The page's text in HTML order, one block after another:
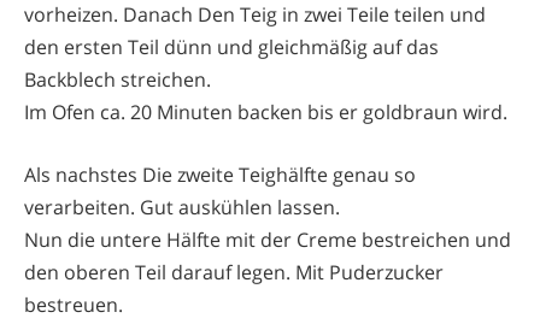
vorheizen. Danach Den Teig in zwei Teile teilen und
den ersten Teil dünn und gleichmäßig auf das
Backblech streichen.
Im Ofen ca. 20 Minuten backen bis er goldbraun wird.
Als nachstes Die zweite Teighälfte genau so
verarbeiten. Gut auskühlen lassen.
Nun die untere Hälfte mit der Creme bestreichen und
den oberen Teil darauf legen. Mit Puderzucker
bestreuen.